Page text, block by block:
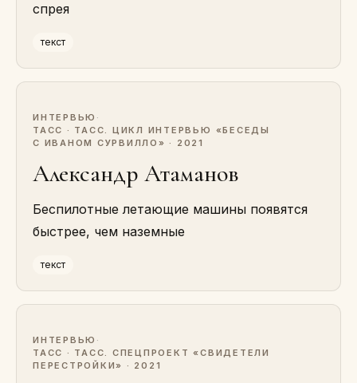
спрея
текст
ИНТЕРВЬЮ ·
ТАСС · ТАСС. ЦИКЛ ИНТЕРВЬЮ «БЕСЕДЫ
С ИВАНОМ СУРВИЛЛО» · 2021
Александр Атаманов
Беспилотные летающие машины появятся
быстрее, чем наземные
текст
ИНТЕРВЬЮ ·
ТАСС · ТАСС. СПЕЦПРОЕКТ «СВИДЕТЕЛИ
ПЕРЕСТРОЙКИ» · 2021